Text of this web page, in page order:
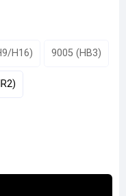
H16) 9005 (HB3)